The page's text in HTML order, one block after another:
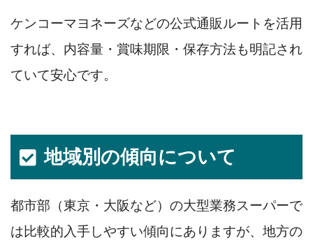
ケンコーマヨネーズなどの公式通販ルートを活用
すれば、内容量・賞味期限・保存方法も明記され
ていて安心です。
地域別の傾向について
都市部（東京・大阪など）の大型業務スーパーで
は比較的入手しやすい傾向にありますが、地方の